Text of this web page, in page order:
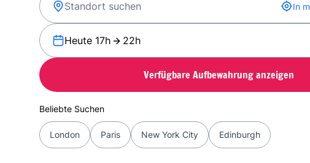
In
Heute 17h 22h
Verfügbare Aufbewahrung anzeigen
Beliebte Suchen
London Paris New York City Edinburgh